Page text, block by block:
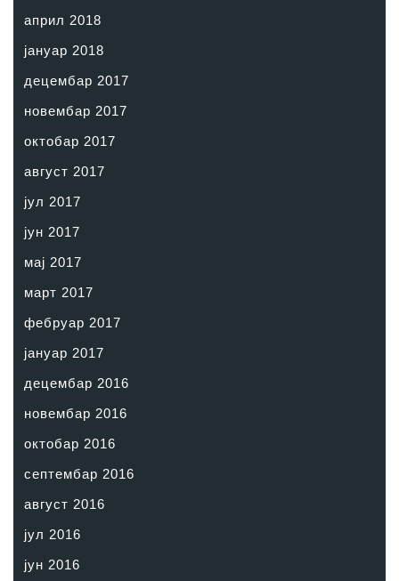
април 2018
јануар 2018
децембар 2017
новембар 2017
октобар 2017
август 2017
јул 2017
јун 2017
мај 2017
март 2017
фебруар 2017
јануар 2017
децембар 2016
новембар 2016
октобар 2016
септембар 2016
август 2016
јул 2016
јун 2016